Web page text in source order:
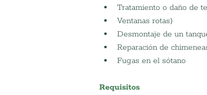
Tratamiento o daño de
Ventanas rotas)
Desmontaje de un
Reparación de
Fugas en el sótano
Requisitos